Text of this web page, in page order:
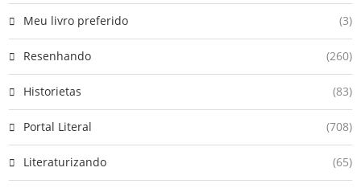
Meu livro preferido (3)
Resenhando (260)
Historietas (83)
Portal Literal (708)
Literaturizando (65)